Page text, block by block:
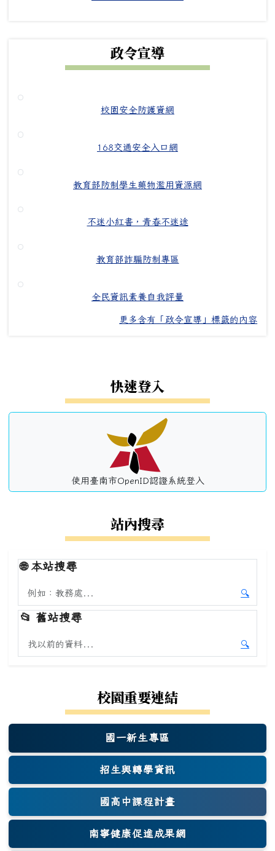
政令宣導
校園安全防護資網
168交通安全入口網
教育部防制學生藥物濫用資源網
不迷小紅書，青春不迷途
教育部詐騙防制專區
全民資訊素養自我評量
更多含有「政令宣導」標籤的內容
快速登入
使用臺南市OpenID認證系統登入
站內搜尋
🌐本站搜尋
搜尋本站內容
🔍
開始本
📂 舊站搜尋
搜尋舊站內容
🔍
開始舊
校園重要連結
國一新生專區
(另開新視窗)
招生與轉學資訊
國高中課程計畫
南寧健康促進成果網
(另開新視窗)